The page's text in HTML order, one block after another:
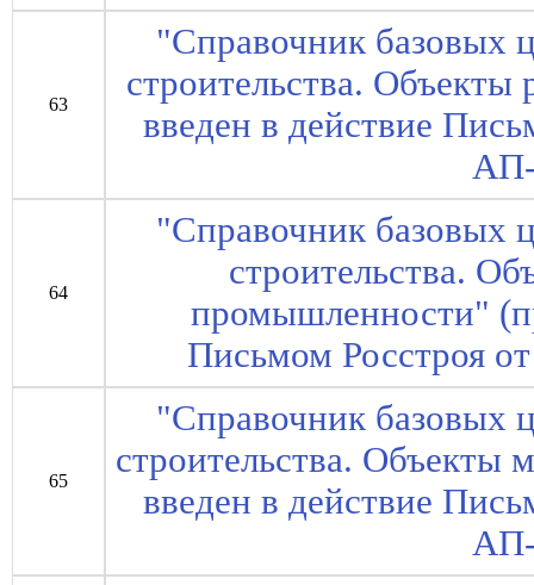
63
"Справочник базовых
строительства. Объекты
введен в действие
64
"Справочник базовых
строительства.
промышленности"
Письмом Росстроя
65
"Справочник базовых
строительства. Объекты
введен в действие